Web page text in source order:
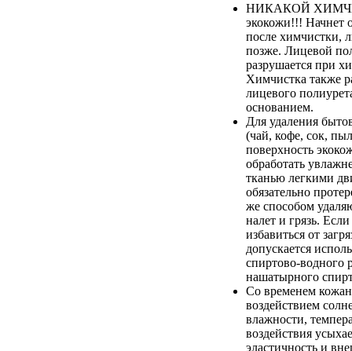
НИКАКОЙ
экокожи!!! Начнет
после химчистки,
позже. Лицевой
разрушается при
Химчистка также
лицевого
основанием.
Для удаления
(чай, кофе, сок,
поверхность
обработать
тканью легкими
обязательно
же способом
налет и грязь.
избавиться от
допускается
спиртово-водного
нашатырного
Со временем
воздействием
влажности,
воздействия
эластичность и